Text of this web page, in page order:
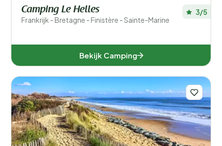
Camping Le Helles
Frankrijk - Bretagne - Finistère - Sainte-Marine
3/5
Bekijk Camping